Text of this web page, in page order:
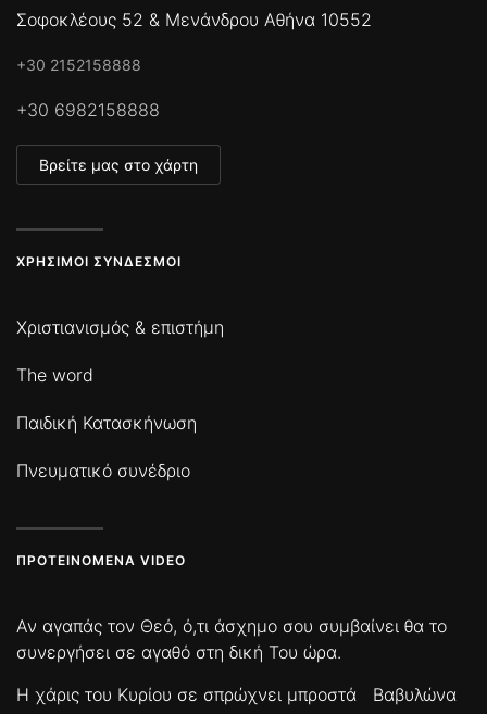
Σοφοκλέους 52 & Μενάνδρου Αθήνα 10552
+30 2152158888
+30 6982158888
Βρείτε μας στο χάρτη
ΧΡΉΣΙΜΟΙ ΣΎΝΔΕΣΜΟΙ
Χριστιανισμός & επιστήμη
The word
Παιδική Κατασκήνωση
Πνευματικό συνέδριο
ΠΡΟΤΕΙΝΌΜΕΝΑ VIDEO
Αν αγαπάς τον Θεό, ό,τι άσχημο σου συμβαίνει θα το
συνεργήσει σε αγαθό στη δική Του ώρα.
Η χάρις του Κυρίου σε σπρώχνει μπροστά
Βαβυλώνα